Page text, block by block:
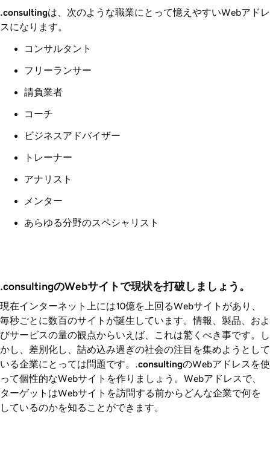
.consultingは、次のような職業にとって憶えやすいWebアドレ
スになります。
コンサルタント
フリーランサー
請負業者
コーチ
ビジネスアドバイザー
トレーナー
アナリスト
メンター
あらゆる分野のスペシャリスト
.consultingのWebサイトで現状を打破しましょう。
現在インターネット上には10億を上回るWebサイトがあり、
毎秒ごとに数百のサイトが誕生しています。情報、製品、およ
びサービスの量の観点からいえば、これは驚くべき事です。し
かし、差別化し、詰め込み過ぎの社会の注目を集めようとして
いる企業にとっては問題です。. consultingのWebアドレスを使
って個性的なWebサイトを作りましょう。Webアドレスで、
ターゲットはWebサイトを訪問する前からどんな企業で何を
しているのかを知ることができます。